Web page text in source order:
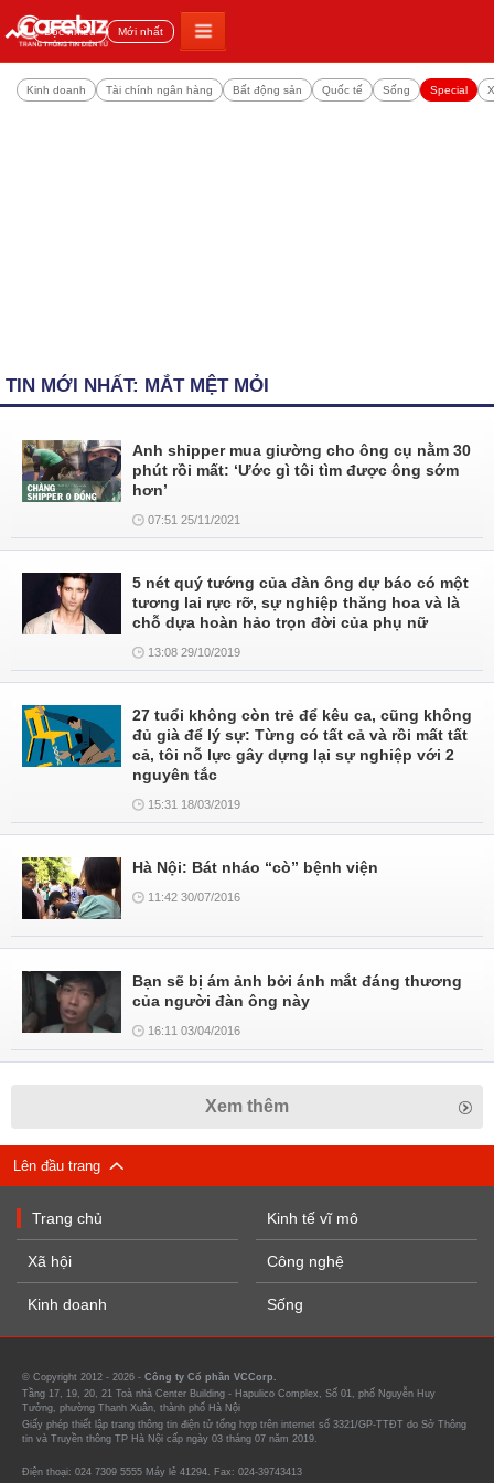
Đọc nhiều Mới nhất
Kinh doanh Tài chính ngân hàng Bất động sản Quốc tế Sống Special
TIN MỚI NHẤT: MẮT MỆT MỎI
Anh shipper mua giường cho ông cụ nằm 30
phút rồi mất: ‘Ước gì tôi tìm được ông sớm
hơn’
07:51 25/11/2021
5 nét quý tướng của đàn ông dự báo có một
tương lai rực rỡ, sự nghiệp thăng hoa và là
chỗ dựa hoàn hảo trọn đời của phụ nữ
13:08 29/10/2019
27 tuổi không còn trẻ để kêu ca, cũng không
đủ già để lý sự: Từng có tất cả và rồi mất tất
cả, tôi nỗ lực gây dựng lại sự nghiệp với 2
nguyên tắc
15:31 18/03/2019
Hà Nội: Bát nháo “cò” bệnh viện
11:42 30/07/2016
Bạn sẽ bị ám ảnh bởi ánh mắt đáng thương
của người đàn ông này
16:11 03/04/2016
Xem thêm
Lên đầu trang
Trang chủ
Xã hội
Kinh doanh
Kinh tế vĩ mô
Công nghệ
Sống
© Copyright 2012 - 2026 - Công ty Cổ phần VCCorp.
Tầng 17, 19, 20, 21 Toà nhà Center Building - Hapulico Complex, Số 01, phố Nguyễn Huy
Tưởng, phường Thanh Xuân, thành phố Hà Nội
Giấy phép thiết lập trang thông tin điện tử tổng hợp trên internet số 3321/GP-TTĐT do Sở Thông
tin và Truyền thông TP Hà Nội cấp ngày 03 tháng 07 năm 2019.
Điện thoại: 024 7309 5555 Máy lẻ 41294. Fax: 024-39743413